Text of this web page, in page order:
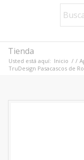
Tienda
Usted está aquí: Inicio / /
TruDesign Pasacascos de